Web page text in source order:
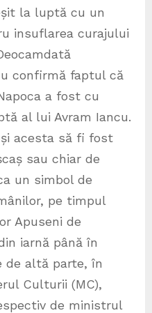
la luptă cu un
insuflarea curajului
confirmă faptul că
a fost cu
al lui Avram Iancu.
acesta să fi fost
sau chiar de
un simbol de
pe timpul
Apuseni de
iarnă până în
de altă parte, în
Culturii (MC),
de ministrul